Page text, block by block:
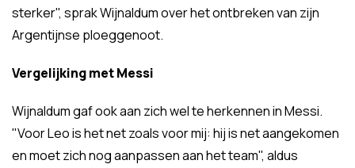
sterker", sprak Wijnaldum over het ontbreken van zijn
Argentijnse ploeggenoot.
Vergelijking met Messi
Wijnaldum gaf ook aan zich wel te herkennen in Messi.
"Voor Leo is het net zoals voor mij: hij is net aangekomen
en moet zich nog aanpassen aan het team", aldus